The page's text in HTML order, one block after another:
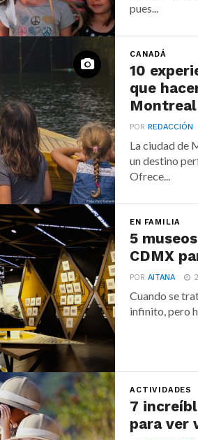
pues...
CANADÁ
10
que
Montreal
PORREDACCIÓN
La ciudad de
un destino
Ofrece...
EN FAMILIA
5
CDMX
PORAITANA
Cuando se
infinito, pero
ACTIVIDADES
7
para ver